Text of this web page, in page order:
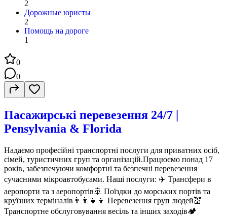
2
Дорожные юристы
2
Помощь на дороге
1
0
0
Пасажирські перевезення 24/7 |
Pensylvania & Florida
Надаємо професійні транспортні послуги для приватних осіб,
сімей, туристичних груп та організацій.Працюємо понад 17
років, забезпечуючи комфортні та безпечні перевезення
сучасними мікроавтобусами. Наші послуги: ✈️ Трансфери в
аеропорти та з аеропортів🚢 Поїздки до морських портів та
круїзних терміналів👨‍👩‍👧‍👦 Перевезення груп людей💒
Транспортне обслуговування весіль та інших заходів🏕️